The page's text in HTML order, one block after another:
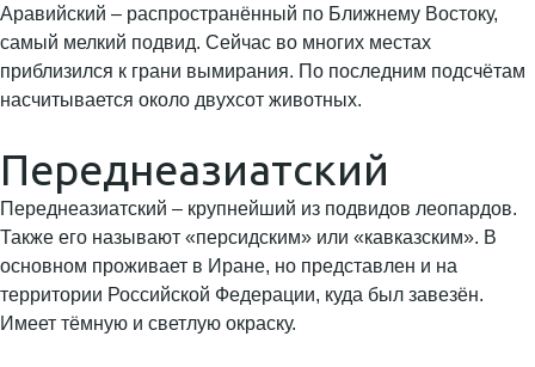
Аравийский – распространённый по Ближнему Востоку,
самый мелкий подвид. Сейчас во многих местах
приблизился к грани вымирания. По последним подсчётам
насчитывается около двухсот животных.
Переднеазиатский
Переднеазиатский – крупнейший из подвидов леопардов.
Также его называют «персидским» или «кавказским». В
основном проживает в Иране, но представлен и на
территории Российской Федерации, куда был завезён.
Имеет тёмную и светлую окраску.